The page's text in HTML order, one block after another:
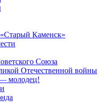
Каменск»
Союза
Отечественной войны
молодец!